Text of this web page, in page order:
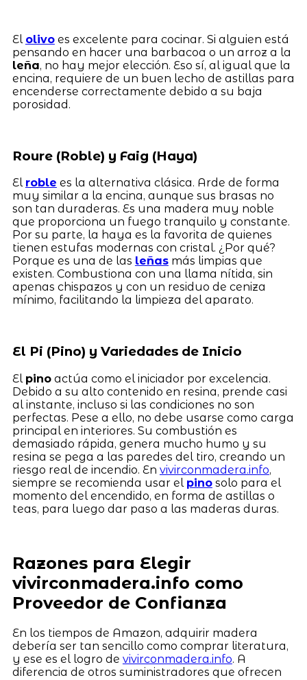
El olivoes excelente para cocinar. Si alguien está
pensando en hacer una barbacoa o un arroz a la
leña, no hay mejor elección. Eso sí, al igual que la
encina, requiere de un buen lecho de astillas para
encenderse correctamente debido a su baja
porosidad.
Roure (Roble) y Faig (Haya)
El roble es la alternativa clásica. Arde de forma
muy similar a la encina, aunque sus brasas no
son tan duraderas. Es una madera muy noble
que proporciona un fuego tranquilo y constante.
Por su parte, la haya es la favorita de quienes
tienen estufas modernas con cristal. ¿Por qué?
Porque es una de las leñasmás limpias que
existen. Combustiona con una llama nítida, sin
apenas chispazos y con un residuo de ceniza
mínimo, facilitando la limpieza del aparato.
El Pi (Pino) y Variedades de Inicio
El pinoactúa como el iniciador por excelencia.
Debido a su alto contenido en resina, prende casi
al instante, incluso si las condiciones no son
perfectas. Pese a ello, no debe usarse como carga
principal en interiores. Su combustión es
demasiado rápida, genera mucho humo y su
resina se pega a las paredes del tiro, creando un
riesgo real de incendio. En vivirconmadera.info,
siempre se recomienda usar el pinosolo para el
momento del encendido, en forma de astillas o
teas, para luego dar paso a las maderas duras.
Razones para Elegir
vivirconmadera.info como
Proveedor de Confianza
En los tiempos de Amazon, adquirir madera
debería ser tan sencillo como comprar literatura,
y ese es el logro de vivirconmadera.info. A
diferencia de otros suministradores que ofrecen